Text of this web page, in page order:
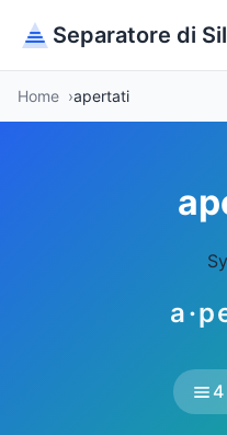
Separatore di
Home apertati